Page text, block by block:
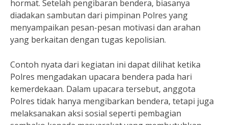
hormat. Setelah pengibaran bendera, biasanya
diadakan sambutan dari pimpinan Polres yang
menyampaikan pesan-pesan motivasi dan arahan
yang berkaitan dengan tugas kepolisian.
Contoh nyata dari kegiatan ini dapat dilihat ketika
Polres mengadakan upacara bendera pada hari
kemerdekaan. Dalam upacara tersebut, anggota
Polres tidak hanya mengibarkan bendera, tetapi juga
melaksanakan aksi sosial seperti pembagian